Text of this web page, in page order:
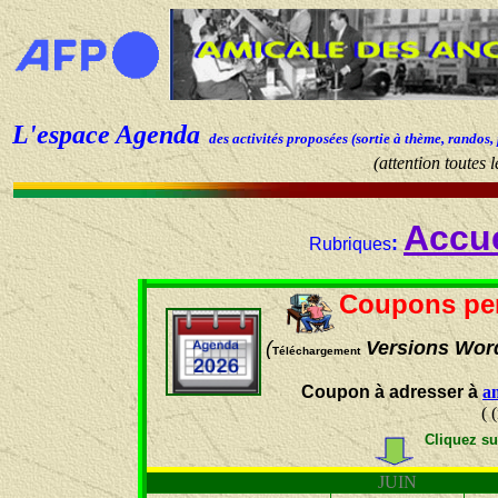
L'espace Agenda des activités proposées (sortie à thème,
(attention toutes
Rubriques:
Coupons
(Téléchargement Versions
Coupon à adresser à
(
Cliquez
JUIN